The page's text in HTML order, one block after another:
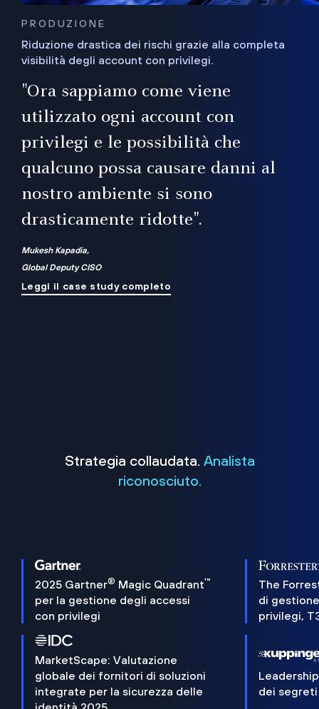
PRODUZIONE
Riduzione drastica dei rischi grazie alla completa
visibilità degli account con privilegi.
"Ora sappiamo come viene
utilizzato ogni account con
privilegi e le possibilità che
qualcuno possa causare danni al
nostro ambiente si sono
drasticamente ridotte".
Mukesh Kapadia,
Global Deputy CISO
Leggi il case study completo
Strategia collaudata. Analista
riconosciuto.
2025 Gartner® Magic Quadrant™
per la gestione degli accessi
con privilegi
The
di
privilegi,
MarketScape: Valutazione
globale dei fornitori di soluzioni
integrate per la sicurezza delle
dei segreti